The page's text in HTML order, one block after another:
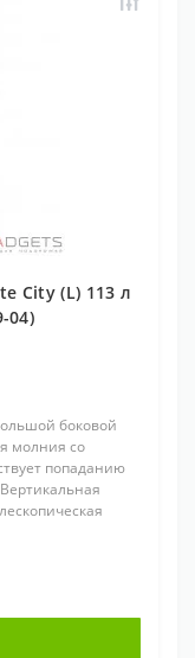
City (L) 113 л
04)
боковой
молния со
попаданию